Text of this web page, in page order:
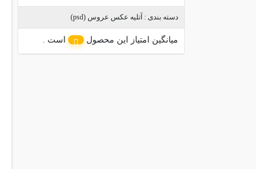
دسته بندی : آتلیه عکس عروس (psd)
میانگین امتیاز این محصول است .